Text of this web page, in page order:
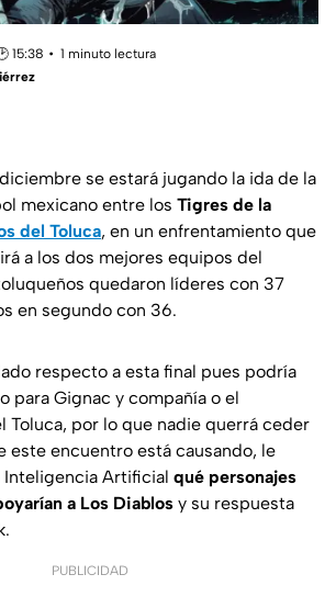
15:38
1 minuto lectura
diciembre se estará jugando la ida de la
mexicano entre los Tigres de la
del Toluca, en un enfrentamiento que
a los dos mejores equipos del
quedaron líderes con 37
en segundo con 36.
respecto a esta final pues podría
para Gignac y compañía o el
Toluca, por lo que nadie querrá ceder
este encuentro está causando, le
Inteligencia Artificial qué personajes
a Los Diablos y su respuesta
PUBLICIDAD